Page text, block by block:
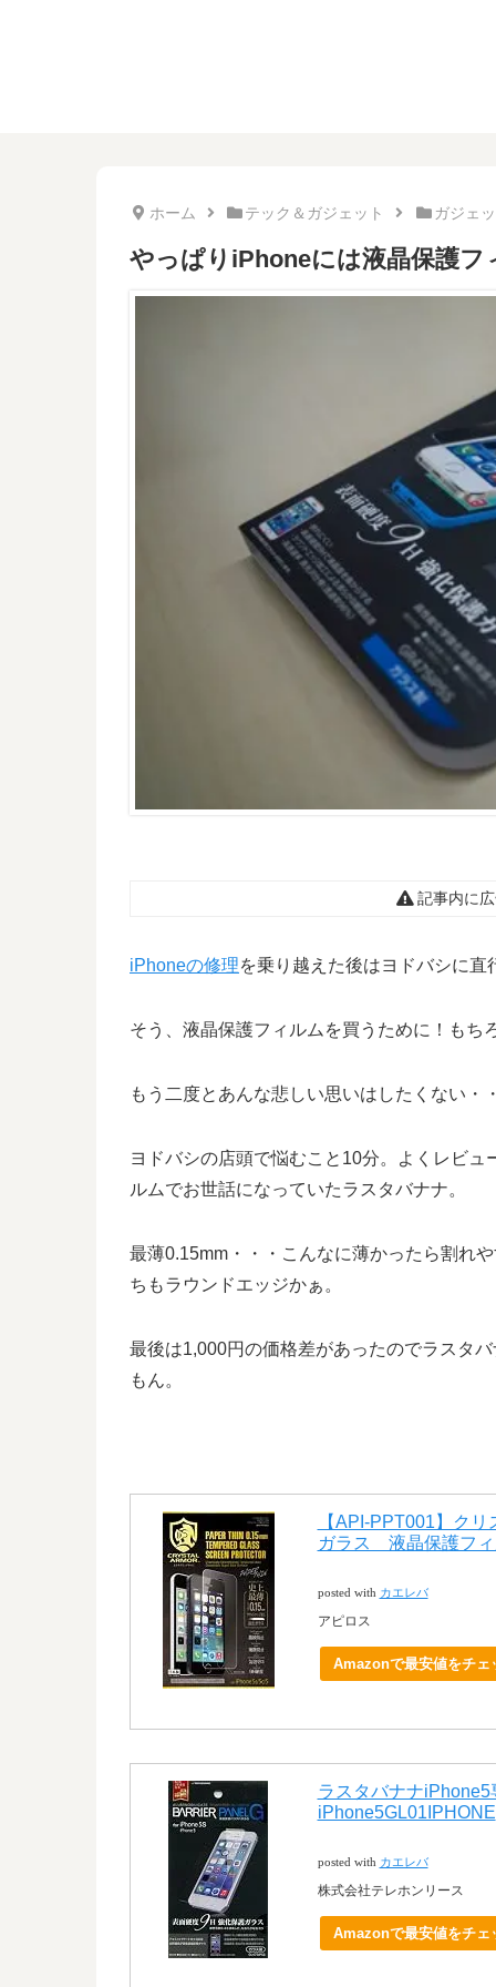
ホーム テック＆ガジェット ガジェ
やっぱりiPhoneには液晶保護
記事内に
iPhoneの修理を乗り越えた後はヨドバシに直
そう、液晶保護フィルムを買うために！もち
もう二度とあんな悲しい思いはしたくない・
ヨドバシの店頭で悩むこと10分。よくレビ
ルムでお世話になっていたラスタバナナ。
最薄0.15mm・・・こんなに薄かったら割れ
ちもラウンドエッジかぁ。
最後は1,000円の価格差があったのでラスタ
もん。
【API-PPT001】ク
ガラス 液晶保護フィ
posted with カエレバ
アピロス
Amazonで最安値をチェ
ラスタバナナ
iPhone5GL01IPHONE
posted with カエレバ
株式会社テレホンリース
Amazonで最安値をチェ